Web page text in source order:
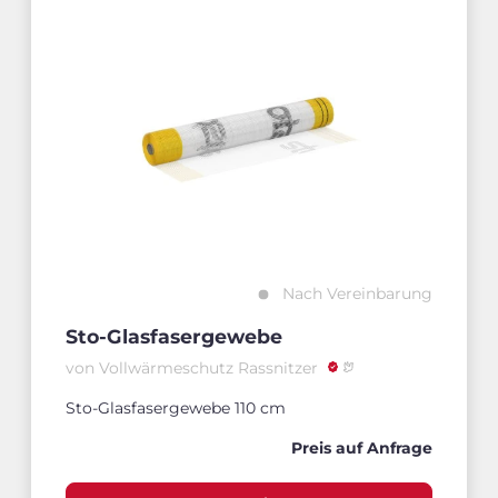
Nach Vereinbarung
Sto-Glasfasergewebe
von Vollwärmeschutz Rassnitzer
Sto-Glasfasergewebe 110 cm
Preis auf Anfrage